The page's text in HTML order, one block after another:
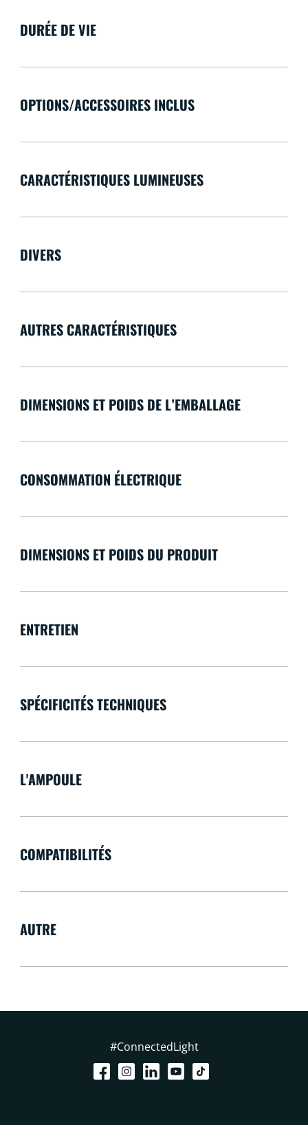
DURÉE DE VIE
OPTIONS/ACCESSOIRES INCLUS
CARACTÉRISTIQUES LUMINEUSES
DIVERS
AUTRES CARACTÉRISTIQUES
DIMENSIONS ET POIDS DE L’EMBALLAGE
CONSOMMATION ÉLECTRIQUE
DIMENSIONS ET POIDS DU PRODUIT
ENTRETIEN
SPÉCIFICITÉS TECHNIQUES
L'AMPOULE
COMPATIBILITÉS
AUTRE
#ConnectedLight